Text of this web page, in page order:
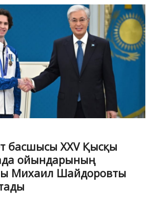
«Жақын
арада
мемлекеттік
наградалар
қатарына
Қожа
Ахмет
Ясауи
енгізу
жөнінде
Жарлыққа
қол
басшысы XXV Қысқы
ойындарының
Михаил Шайдоровты